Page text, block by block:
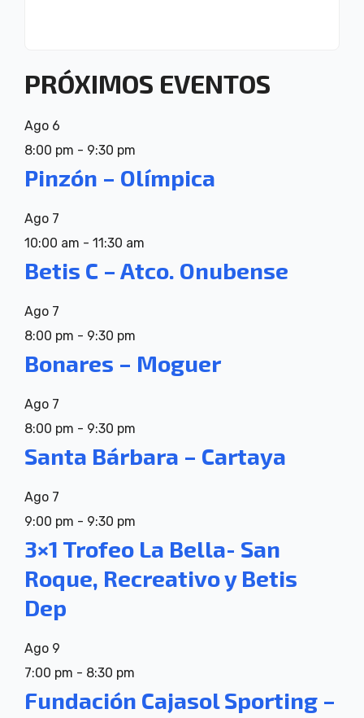
PRÓXIMOS EVENTOS
Ago 6
8:00 pm - 9:30 pm
Pinzón – Olímpica
Ago 7
10:00 am - 11:30 am
Betis C – Atco. Onubense
Ago 7
8:00 pm - 9:30 pm
Bonares – Moguer
Ago 7
8:00 pm - 9:30 pm
Santa Bárbara – Cartaya
Ago 7
9:00 pm - 9:30 pm
3×1 Trofeo La Bella- San
Roque, Recreativo y Betis
Dep
Ago 9
7:00 pm - 8:30 pm
Fundación Cajasol Sporting –